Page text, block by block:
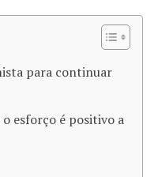
para continuar
esforço é positivo a